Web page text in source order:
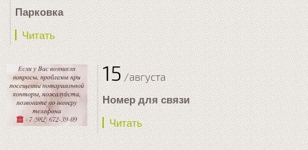
Парковка
Читать
15 /августа
Номер для связи
Читать